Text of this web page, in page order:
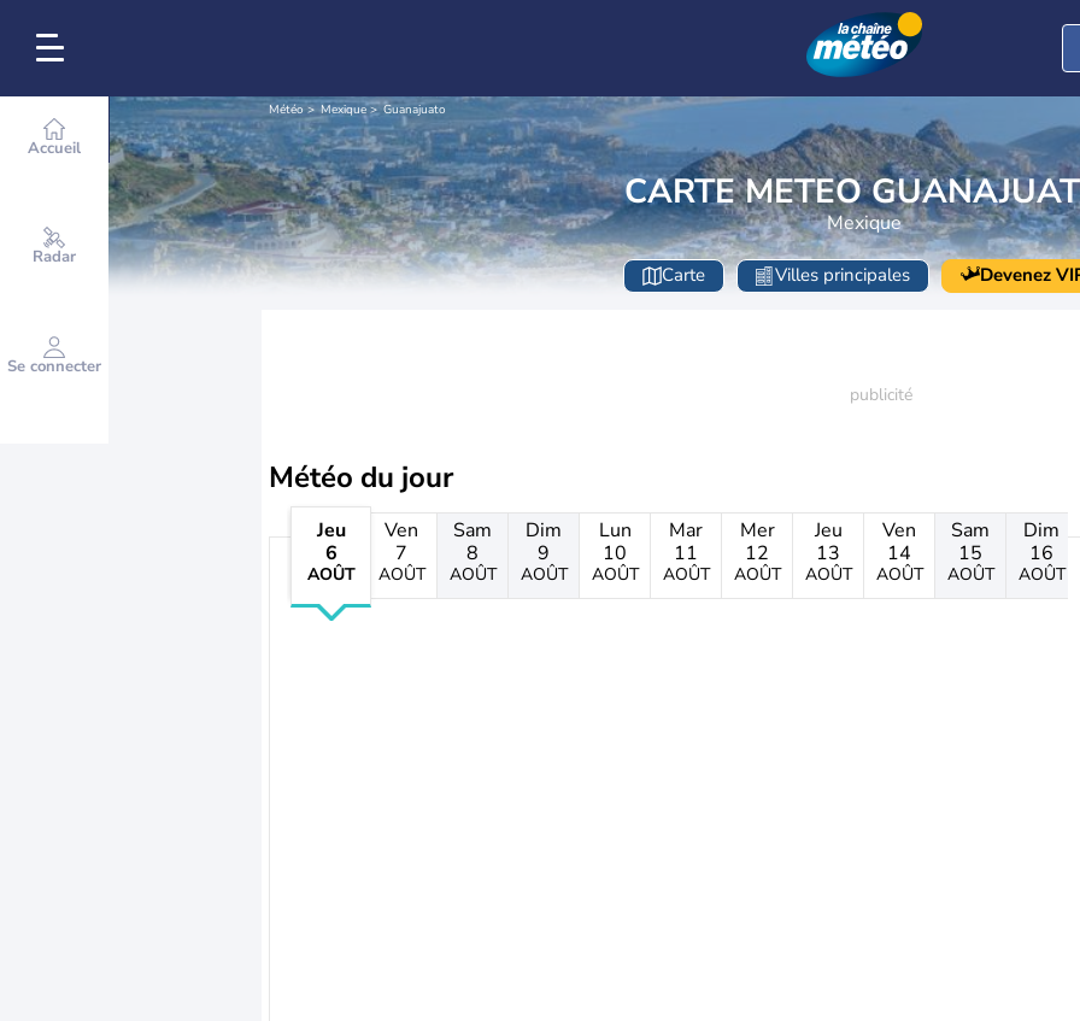
Accueil
Radar
Se connecter
Météo Mexique Guanajuato
CARTE METEO
Mexique
Carte Villes principales Devenez
Météo du jour
Jeu
6
AOÛT
Ven
7
AOÛT
Sam
8
AOÛT
Dim
9
AOÛT
Lun
10
AOÛT
Mar
11
AOÛT
Mer
12
AOÛT
Jeu
13
AOÛT
Ven
14
AOÛT
Sam
15
AOÛT
Dim
16
AOÛT